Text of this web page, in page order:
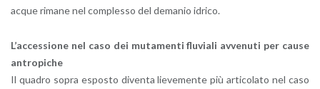
acque ri­ma­ne nel com­ples­so del de­ma­nio idri­co.
L’ac­ces­sio­ne nel caso dei mu­ta­men­ti flu­via­li av­ve­nu­ti per cause
an­tro­pi­che
Il qua­dro sopra espo­sto di­ven­ta lie­ve­men­te più ar­ti­co­la­to nel caso